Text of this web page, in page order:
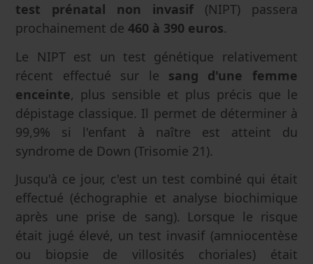
test prénatal non invasif(NIPT) passera
prochainement de460 à 390 euros.
Le NIPT est un test génétique relativement
récent effectué sur le sang d'une femme
enceinte, plus sensible et plus précis que le
dépistage classique. Il permet de déterminer à
99,9% si l'enfant à naître est atteint du
syndrome de Down (Trisomie 21).
Jusqu'à ce jour, c'est un test combiné qui était
effectué (échographie et analyse biochimique
après une prise de sang). Lorsque le risque
était jugé élevé, un test invasif (amniocentèse
ou biopsie de villosités choriales) était